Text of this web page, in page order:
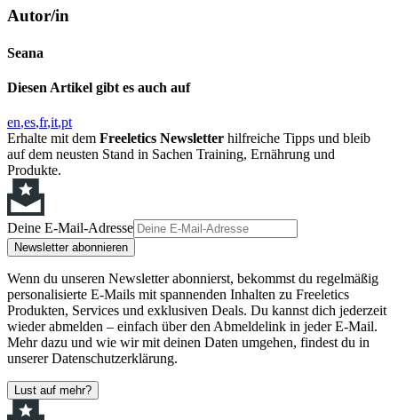
Autor/in
Seana
Diesen Artikel gibt es auch auf
en es fr it pt
Erhalte mit dem Freeletics Newsletter hilfreiche Tipps und bleib
auf dem neusten Stand in Sachen Training, Ernährung und
Produkte.
Deine E-Mail-Adresse
Newsletter abonnieren
Wenn du unseren Newsletter abonnierst, bekommst du regelmäßig
personalisierte E-Mails mit spannenden Inhalten zu Freeletics
Produkten, Services und exklusiven Deals. Du kannst dich jederzeit
wieder abmelden – einfach über den Abmeldelink in jeder E-Mail.
Mehr dazu und wie wir mit deinen Daten umgehen, findest du in
unserer Datenschutzerklärung.
Lust auf mehr?